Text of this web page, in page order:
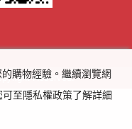
Reserved.
購物經驗。繼續瀏覽網
至隱私權政策了解詳細